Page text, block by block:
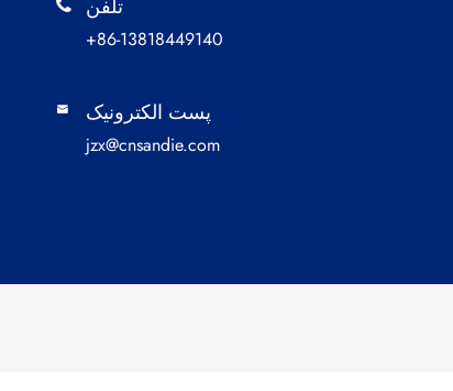
 تلفن
+86-13818449140
 پست الکترونیک
jzx@cnsandie.com